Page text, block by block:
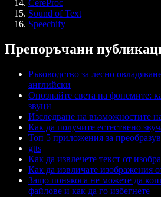
CereProc
Sound of Text
Speechify
Препоръчани
Ръководство за лесно
английски
Опознайте света на фонемите:
звуци
Изследване на възможностите
Как да получите естествено
Топ 5 приложения за
gtts
Как да извлечете текст от
Как да извличате изображения
Защо понякога не можете да
файлове и как да го избегнете